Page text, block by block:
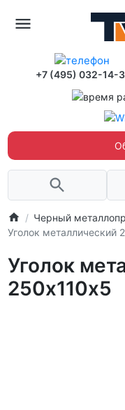
+7 (495) 032-14-
Черный
Уголок металлический
Уголок
250х110х5